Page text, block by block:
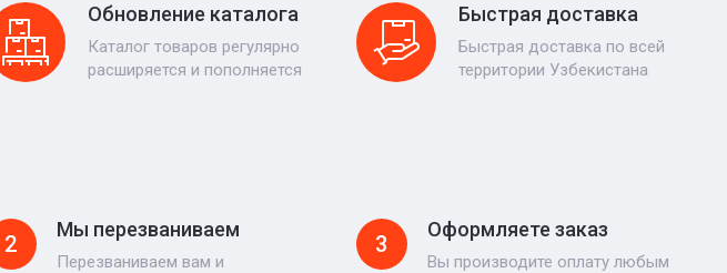
Обновление каталога
Каталог товаров регулярно
расширяется и пополняется
Быстрая доставка
Быстрая доставка по всей
территории Узбекистана
2
Мы перезваниваем
Перезваниваем вам и
3
Оформляете заказ
Вы производите оплату любым